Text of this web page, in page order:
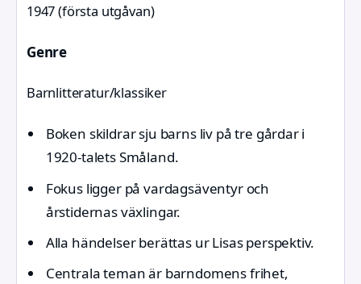
1947 (första utgåvan)
Genre
Barnlitteratur/klassiker
Boken skildrar sju barns liv på tre gårdar i
1920-talets Småland.
Fokus ligger på vardagsäventyr och
årstidernas växlingar.
Alla händelser berättas ur Lisas perspektiv.
Centrala teman är barndomens frihet,